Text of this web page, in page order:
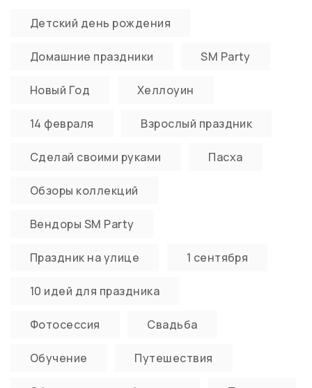
Детский день рождения
Домашние праздники SM Party
Новый Год Хеллоуин
14 февраля Взрослый праздник
Сделай своими руками Пасха
Обзоры коллекций
Вендоры SM Party
Праздник на улице 1 сентября
10 идей для праздника
Фотосессия Свадьба
Обучение Путешествия